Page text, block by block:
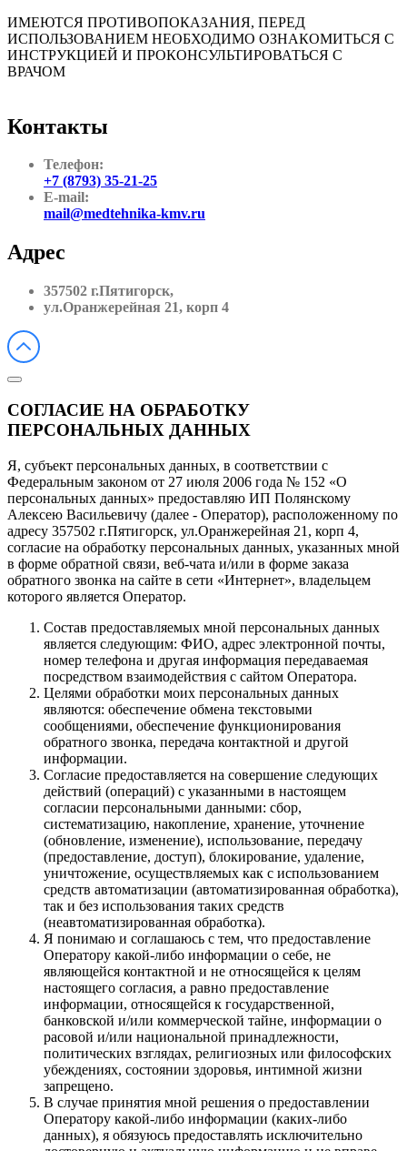
ИМЕЮТСЯ ПРОТИВОПОКАЗАНИЯ, ПЕРЕД
ИСПОЛЬЗОВАНИЕМ НЕОБХОДИМО ОЗНАКОМИТЬСЯ С
ИНСТРУКЦИЕЙ И ПРОКОНСУЛЬТИРОВАТЬСЯ С
ВРАЧОМ
Контакты
Телефон:
+7 (8793) 35-21-25
E-mail:
mail@medtehnika-kmv.ru
Адрес
357502 г.Пятигорск,
ул.Оранжерейная 21, корп 4
СОГЛАСИЕ НА ОБРАБОТКУ
ПЕРСОНАЛЬНЫХ ДАННЫХ
Я, субъект персональных данных, в соответствии с
Федеральным законом от 27 июля 2006 года № 152 «О
персональных данных» предоставляю ИП Полянскому
Алексею Васильевичу (далее - Оператор), расположенному по
адресу 357502 г.Пятигорск, ул.Оранжерейная 21, корп 4,
согласие на обработку персональных данных, указанных мной
в форме обратной связи, веб-чата и/или в форме заказа
обратного звонка на сайте в сети «Интернет», владельцем
которого является Оператор.
Состав предоставляемых мной персональных данных
является следующим: ФИО, адрес электронной почты,
номер телефона и другая информация передаваемая
посредством взаимодействия с сайтом Оператора.
Целями обработки моих персональных данных
являются: обеспечение обмена текстовыми
сообщениями, обеспечение функционирования
обратного звонка, передача контактной и другой
информации.
Согласие предоставляется на совершение следующих
действий (операций) с указанными в настоящем
согласии персональными данными: сбор,
систематизацию, накопление, хранение, уточнение
(обновление, изменение), использование, передачу
(предоставление, доступ), блокирование, удаление,
уничтожение, осуществляемых как с использованием
средств автоматизации (автоматизированная обработка),
так и без использования таких средств
(неавтоматизированная обработка).
Я понимаю и соглашаюсь с тем, что предоставление
Оператору какой-либо информации о себе, не
являющейся контактной и не относящейся к целям
настоящего согласия, а равно предоставление
информации, относящейся к государственной,
банковской и/или коммерческой тайне, информации о
расовой и/или национальной принадлежности,
политических взглядах, религиозных или философских
убеждениях, состоянии здоровья, интимной жизни
запрещено.
В случае принятия мной решения о предоставлении
Оператору какой-либо информации (каких-либо
данных), я обязуюсь предоставлять исключительно